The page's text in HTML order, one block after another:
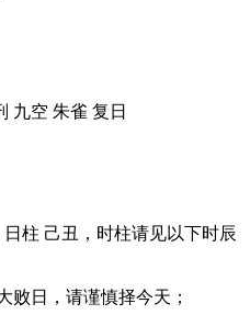
九空 朱雀 复日
柱 己丑，时柱请见以下时辰
败日，请谨慎择今天；